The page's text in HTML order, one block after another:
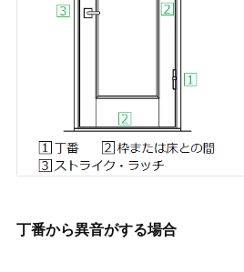
丁番から異音がする場合